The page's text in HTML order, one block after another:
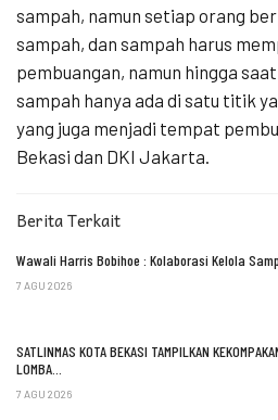
sampah, namun setiap orang
sampah, dan sampah harus
pembuangan, namun hingga
sampah hanya ada di satu titik
yang juga menjadi tempat
Bekasi dan DKI Jakarta.
Berita Terkait
Wawali Harris Bobihoe : Kolaborasi Kelola
7 AGU 2026
SATLINMAS KOTA BEKASI TAMPILKAN
LOMBA…
7 AGU 2026